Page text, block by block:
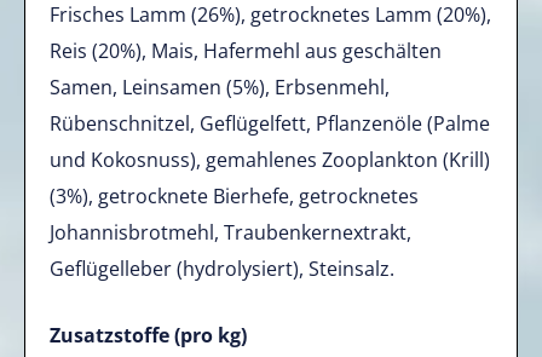
Frisches Lamm (26%), getrocknetes Lamm (20%),
Reis (20%), Mais, Hafermehl aus geschälten
Samen, Leinsamen (5%), Erbsenmehl,
Rübenschnitzel, Geflügelfett, Pflanzenöle (Palme
und Kokosnuss), gemahlenes Zooplankton (Krill)
(3%), getrocknete Bierhefe, getrocknetes
Johannisbrotmehl, Traubenkernextrakt,
Geflügelleber (hydrolysiert), Steinsalz.
Zusatzstoffe (pro kg)